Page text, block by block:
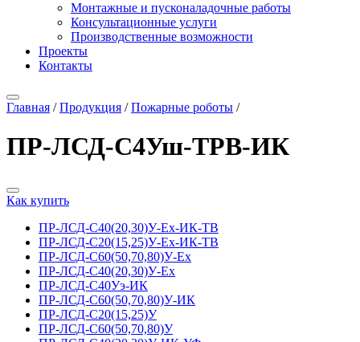
Монтажные и пусконаладочные работы
Консультационные услуги
Производственные возможности
Проекты
Контакты
Главная /Продукция /Пожарные роботы /
ПР-ЛСД-С4Уш-ТРВ-ИК
Как купить
ПР-ЛСД-С40(20,30)У-Ех-ИК-ТВ
ПР-ЛСД-С20(15,25)У-Ех-ИК-ТВ
ПР-ЛСД-С60(50,70,80)У-Ех
ПР-ЛСД-С40(20,30)У-Ех
ПР-ЛСД-С40Уэ-ИК
ПР-ЛСД-С60(50,70,80)У-ИК
ПР-ЛСД-С20(15,25)У
ПР-ЛСД-С60(50,70,80)У